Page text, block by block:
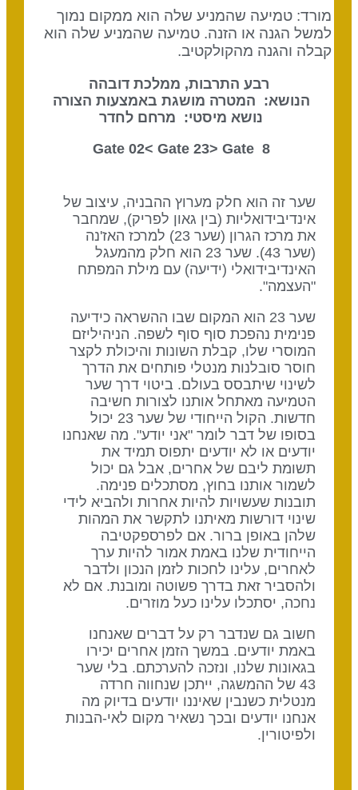
מורד: טמיעה שהמניע שלה הוא ממקום נמוך
למשל הגנה או הזנה.טמיעה שהמניע שלה הוא
קבלה והגנה מהקולקטיב.
רבע התרבות, ממלכת דובהה
הנושא: המטרה מושגת באמצעות הצורה
נושא מיסטי: מרחם לחדר
Gate 23 > Gate
שער זה הוא חלק מערוץ ההבניה, עיצוב של
אינדיבידואליות (בין גאון לפריק), שמחבר
את מרכז הגרון (שער 23) למרכז האז'נה
(שער 43). שער 23 הוא חלק מהמעגל
האינדיבידואלי (ידיעה) עם מילת המפתח
"העצמה".
שער 23 הוא המקום שבו ההשראה כידיעה
פנימית נהפכת סוף סוף לשפה. הניהיליזם
המוסרי שלו, קבלת השונות והיכולת לקצר
חוסר סובלנות מנטלי פותחים את הדרך
לשינוי שיתבסס בעולם. ביטוי דרך שער
הטמיעה מאתחל אותנו לצורות חשיבה
חדשות. הקול הייחודי של שער 23 יכול
בסופו של דבר לומר "אני יודע". מה שאנחנו
יודעים או לא יודעים יתפוס תמיד את
תשומת ליבם של אחרים, אבל גם יכול
לשמור אותנו בחוץ, מסתכלים פנימה.
תובנות שעשויות להיות אחרות ולהביא לידי
שינוי דורשות מאיתנו לתקשר את המהות
שלהן באופן ברור. אם לפרספקטיבה
הייחודית שלנו באמת אמור להיות ערך
לאחרים, עלינו לחכות לזמן הנכון ולדבר
ולהסביר זאת בדרך פשוטה ומובנת. אם לא
נחכה, יסתכלו עלינו כעל מוזרים.
חשוב גם שנדבר רק על דברים שאנחנו
באמת יודעים. במשך הזמן אחרים יכירו
בגאונות שלנו, ונזכה להערכתם. בלי שער
43 של ההמשגה, ייתכן שנחווה חרדה
מנטלית כשנבין שאיננו יודעים בדיוק מה
אנחנו יודעים ובכך נשאיר מקום לאי-הבנות
ולפיטורין.